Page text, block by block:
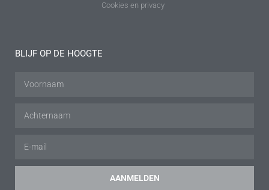
Cookies en privacy
BLIJF OP DE HOOGTE
AANMELDEN